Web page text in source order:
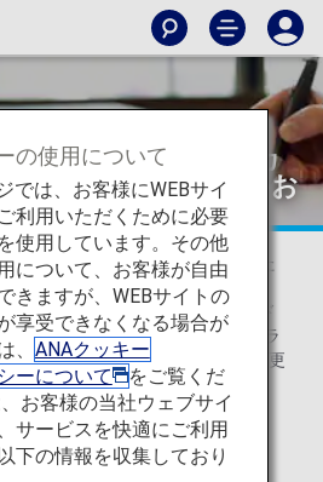
ラブ ファミリーアカ
利用上の規約改定のお
マイレージクラブをご利用いた
ざいます。
火）を改定日として、ANAカード
上の規約およびANAマイレージクラ
サービス ご利用上の規約を一部変更
ます。
分までは現行の規約が適用され、
は改定後の規約が適用されます。
す。
の使用について
では、お客様にWEBサイ
利用いただくために必要
使用しています。その他
について、お客様が自由
きますが、WEBサイトの
享受できなくなる場合が
、 ANAクッキー
ーについて
をご覧くだ
お客様の当社ウェブサイ
サービスを快適にご利用
下の情報を収集しており